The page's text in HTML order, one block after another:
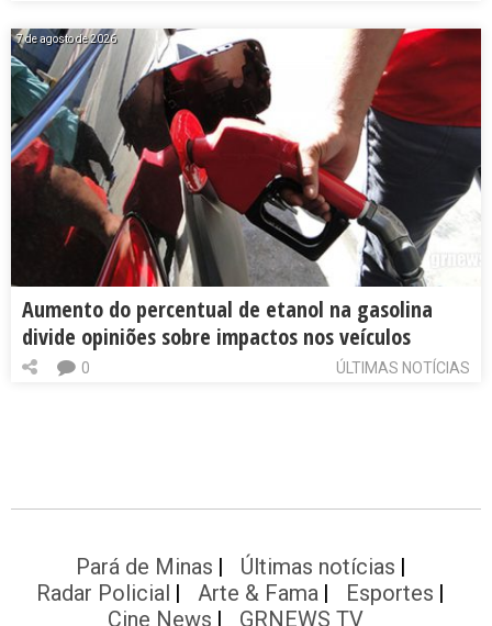
7 de agosto de 2026
Aumento do percentual de etanol na gasolina
divide opiniões sobre impactos nos veículos
ÚLTIMAS NOTÍCIAS
0
Pará de Minas
Últimas notícias
Radar Policial
Arte & Fama
Esportes
Cine News
GRNEWS TV